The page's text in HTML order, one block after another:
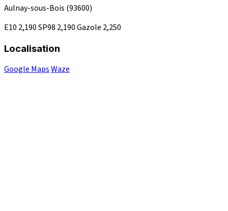
Aulnay-sous-Bois (93600)
E10 2,190SP98 2,190Gazole 2,250
Localisation
Google MapsWaze